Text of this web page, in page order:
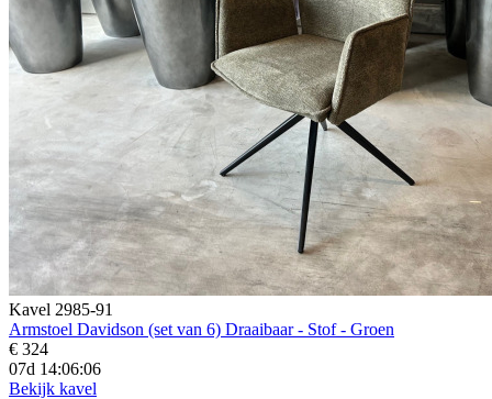
Kavel 2985-91
Armstoel Davidson (set van 6) Draaibaar - Stof - Groen
€ 324
07d 14:06:05
Bekijk kavel